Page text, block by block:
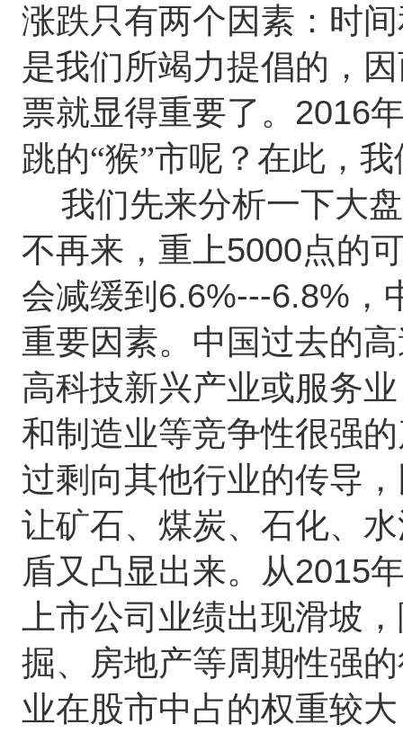
涨跌只有两个因素：时
是我们所竭力提倡的，
票就显得重要了。 2016
跳的“猴”市呢？在此，
我们先来分析一下大盘
不再来，重上5000点的
会减缓到 6.6%---6.8%
重要因素。中国过去的
高科技新兴产业或服务
和制造业等竞争性很强
过剩向其他行业的传导
让矿石、煤炭、石化、
盾又凸显出来。从2015
上市公司业绩出现滑坡
掘、房地产等周期性强
业在股市中占的权重较